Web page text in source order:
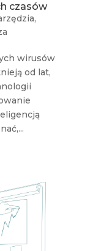
czasów
,
wirusów
od lat,